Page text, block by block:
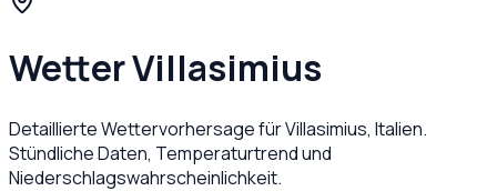
WetterVillasimius
Detaillierte Wettervorhersage fürVillasimius, Italien.
Stündliche Daten, Temperaturtrend und
Niederschlagswahrscheinlichkeit.